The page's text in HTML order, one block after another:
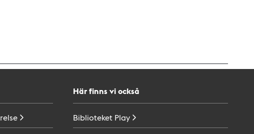
Här finns vi också
Biblioteket Play